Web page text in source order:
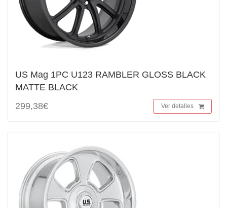
US Mag 1PC U123 RAMBLER GLOSS BLACK
MATTE BLACK
299,38€
Ver detalles